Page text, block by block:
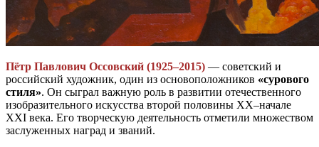
Пётр Павлович Оссовский (1925–2015) — советский и
российский художник, один из основоположников «сурового
стиля». Он сыграл важную роль в развитии отечественного
изобразительного искусства второй половины XX–начале
XXI века. Его творческую деятельность отметили множеством
заслуженных наград и званий.